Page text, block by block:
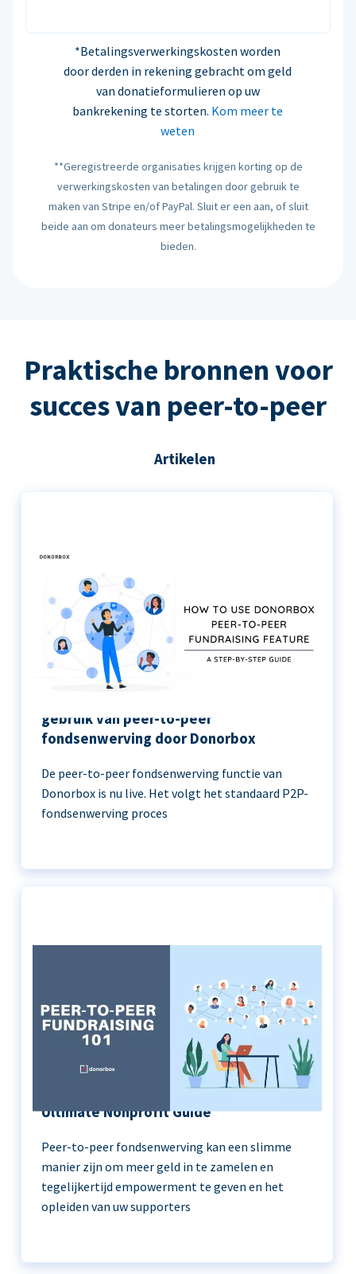
*Betalingsverwerkingskosten worden
door derden in rekening gebracht om geld
van donatieformulieren op uw
bankrekening te storten. Kom meer te
weten
**Geregistreerde organisaties krijgen korting op de
verwerkingskosten van betalingen door gebruik te
maken van Stripe en/of PayPal. Sluit er een aan, of sluit
beide aan om donateurs meer betalingsmogelijkheden te
bieden.
Praktische bronnen voor
succes van peer-to-peer
Artikelen
gebruik van peer-to-peer
fondsenwerving door Donorbox
De peer-to-peer fondsenwerving functie van
Donorbox is nu live. Het volgt het standaard P2P-
fondsenwerving proces
Peer-to-Peer Fundraising 101 | The
Ultimate Nonprofit Guide
Peer-to-peer fondsenwerving kan een slimme
manier zijn om meer geld in te zamelen en
tegelijkertijd empowerment te geven en het
opleiden van uw supporters